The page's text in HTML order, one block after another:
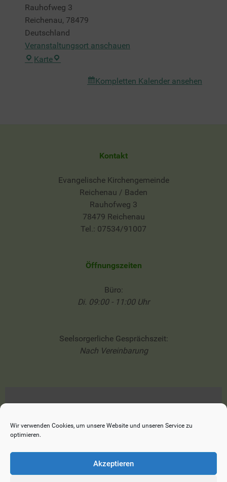
Wir verwenden Cookies, um unsere Website und unseren Service zu
optimieren.
Akzeptieren
Rauhofweg 3
Reichenau, 78479
Deutschland
Veranstaltungsort anschauen
KarteHeilig-
Kompletten Kalender ansehen
Kontakt
Evangelische Kirchengemeinde
Reichenau / Baden
Rauhofweg 3
78479 Reichenau
Tel.: 07534/91007
Öffnungszeiten
Büro:
Di. 09:00 - 11:00 Uhr
Seelsorgerliche Gesprächszeit:
Nach Vereinbarung